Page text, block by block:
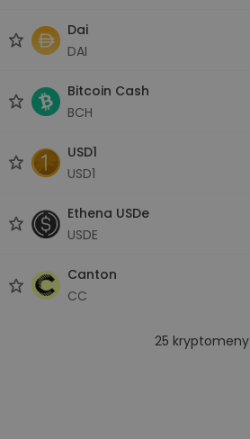
Dai
DAI
Bitcoin Cash
BCH
USD1
USD1
Ethena USDe
USDE
Canton
CC
25 kryptomeny